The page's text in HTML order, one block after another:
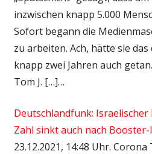
inzwischen knapp 5.000
Sofort begann die
zu arbeiten. Ach, hätte sie
knapp zwei Jahren auch
Tom J. […]…
Deutschlandfunk:
Zahl sinkt auch nach
23.12.2021, 14:48 Uhr.